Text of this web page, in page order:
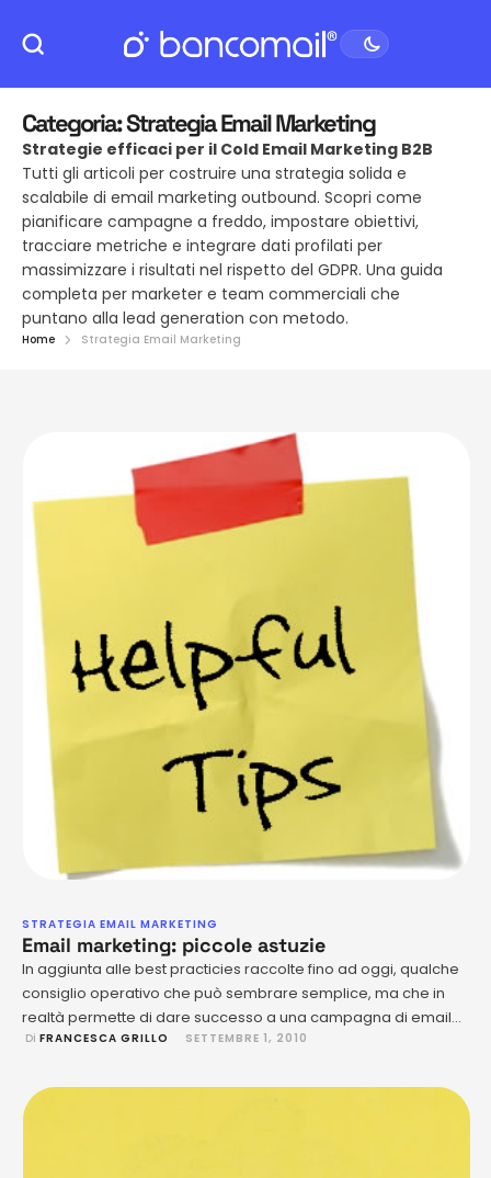
Categoria:Strategia Email Marketing
Strategie efficaci per il Cold Email Marketing B2B
Tutti gli articoli per costruire una strategia solida e
scalabile di email marketing outbound. Scopri come
pianificare campagne a freddo, impostare obiettivi,
tracciare metriche e integrare dati profilati per
massimizzare i risultati nel rispetto del GDPR. Una guida
completa per marketer e team commerciali che
puntano alla lead generation con metodo.
Home Strategia Email Marketing
STRATEGIA EMAIL MARKETING
Email marketing: piccole astuzie
In aggiunta alle best practicies raccolte fino ad oggi, qualche
consiglio operativo che può sembrare semplice, ma che in
realtà permette di dare successo a una campagna di email
marketing. Idee chiare Decidete cosa volete ottenere dalla
Volete più visitatori per il vostro sito? Più vendite? …
Di FRANCESCA GRILLO SETTEMBRE 1, 2010